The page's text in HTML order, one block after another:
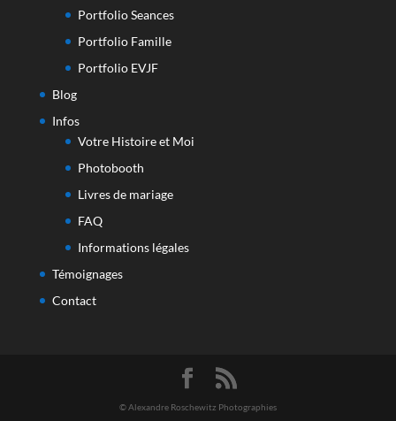
Portfolio Seances
Portfolio Famille
Portfolio EVJF
Blog
Infos
Votre Histoire et Moi
Photobooth
Livres de mariage
FAQ
Informations légales
Témoignages
Contact
© Alexandre Roschewitz Photographies